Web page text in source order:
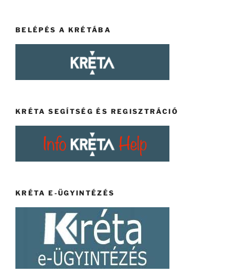
BELÉPÉS A KRÉTÁBA
KRÉTA SEGÍTSÉG ÉS REGISZTRÁCIÓ
KRÉTA E-ÜGYINTÉZÉS